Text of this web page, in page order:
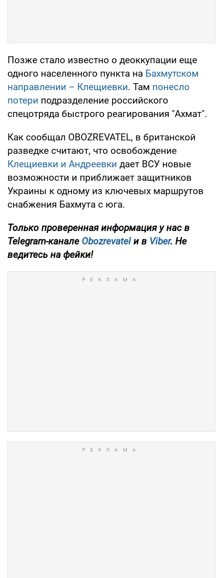
Позже стало известно о деоккупации еще
одного населенного пункта на Бахмутском
направлении – Клещиевки. Там понесло
потери подразделение российского
спецотряда быстрого реагирования "Ахмат".
Как сообщал OBOZREVATEL, в британской
разведке считают, что освобождение
Клещиевки и Андреевки дает ВСУ новые
возможности и приближает защитников
Украины к одному из ключевых маршрутов
снабжения Бахмута с юга.
Только проверенная информация у нас в
Telegram-канале Obozrevatelи в Viber. Не
ведитесь на фейки!